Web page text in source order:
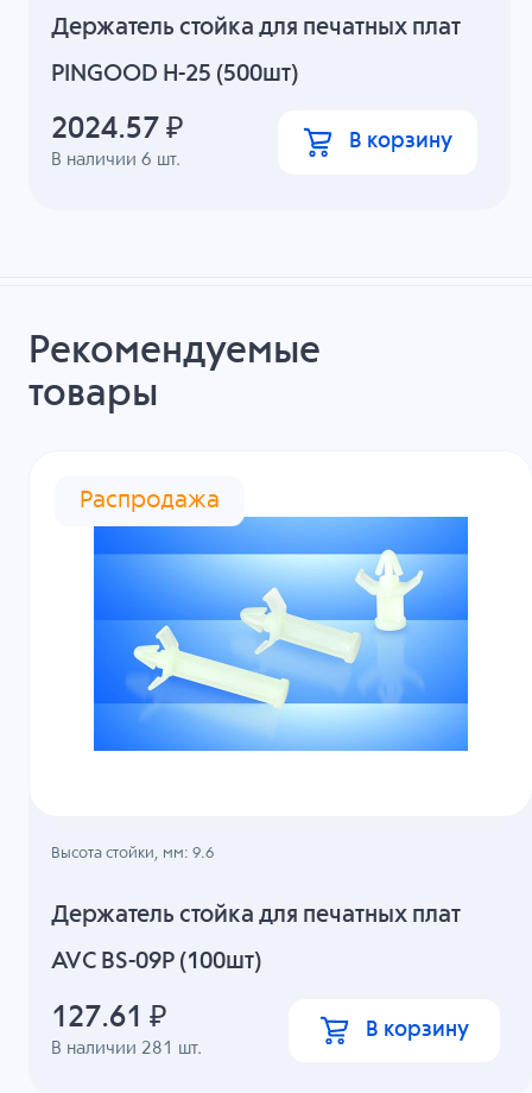
Держатель стойка для печатных плат
PINGOOD H-25 (500шт)
В наличии6 шт.
2024.57 ₽ В корзину
Рекомендуемые
товары
Распродажа
Держатель стойка для печатных плат
AVC BS-09P (100шт)
В наличии 281 шт.
Высота стойки, мм: 9.6
127.61 ₽ В корзину